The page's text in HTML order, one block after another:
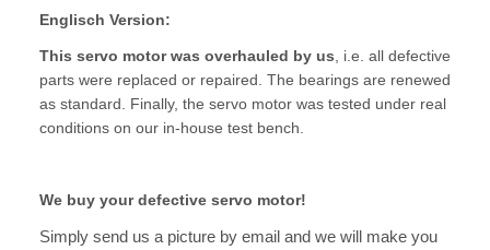
Englisch Version:
This servo motor was overhauled by us , i.e. all defective
parts were replaced or repaired. The bearings are renewed
as standard. Finally, the servo motor was tested under real
conditions on our in-house test bench.
We buy your defective servo motor!
Simply send us a picture by email and we will make you